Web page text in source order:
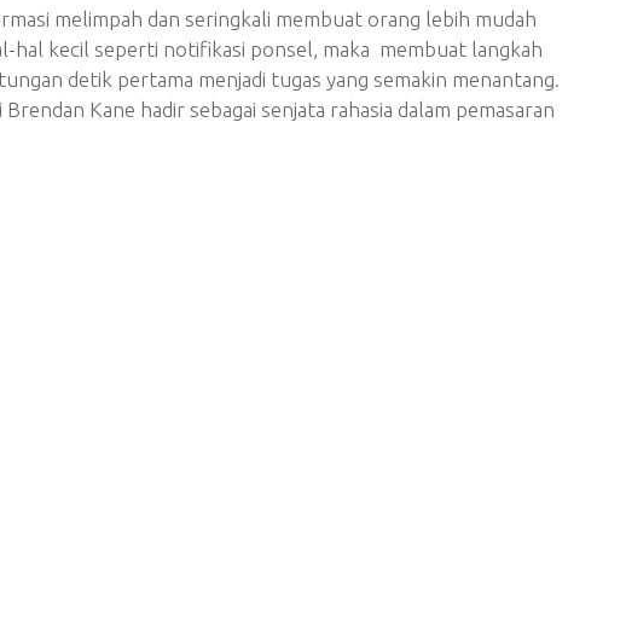
melimpah dan seringkali membuat orang lebih mudah
hal kecil seperti notifikasi ponsel, maka membuat langkah
detik pertama menjadi tugas yang semakin menantang.
Kane hadir sebagai senjata rahasia dalam pemasaran